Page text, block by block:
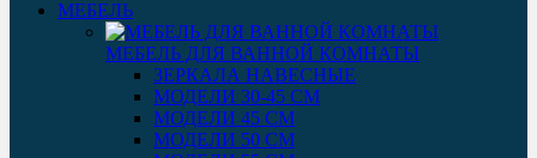
МЕБЕЛЬ
МЕБЕЛЬ ДЛЯ ВАННОЙ КОМНАТЫ
ЗЕРКАЛА НАВЕСНЫЕ
МОДЕЛИ 30-45 СМ
МОДЕЛИ 45 СМ
МОДЕЛИ 50 СМ